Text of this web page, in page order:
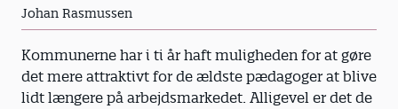
Johan Rasmussen
Kommunerne har i ti år haft muligheden for at gøre
det mere attraktivt for de ældste pædagoger at blive
lidt længere på arbejdsmarkedet. Alligevel er det de